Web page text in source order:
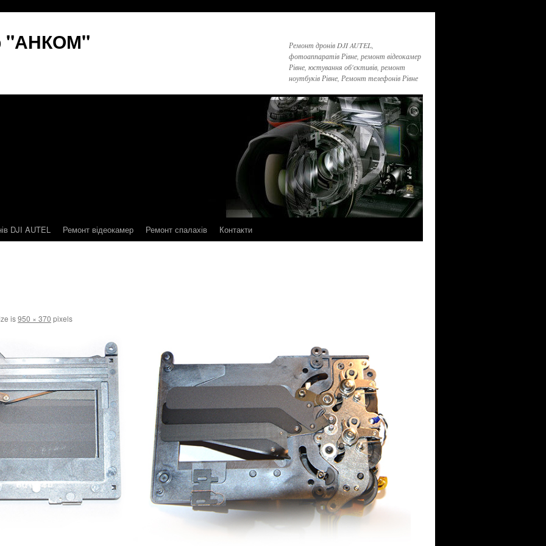
"АНКОМ"
Ремонт дронів DJI AUTEL,
фотоаппаратів Рівне, ремонт відеокамер
Рівне, юстування об'єктивів, ремонт
ноутбуків Рівне, Ремонт телефонів Рівне
DJI AUTEL Ремонт відеокамер Ремонт спалахів Контакти
is950 × 370 pixels